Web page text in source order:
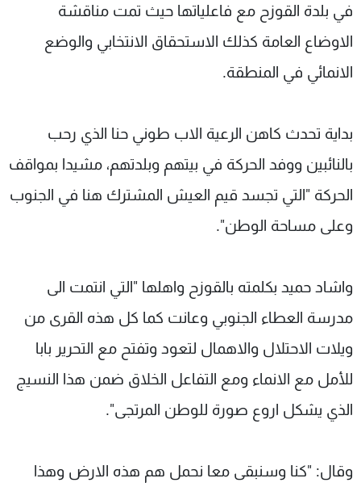
في بلدة القوزح مع فاعلياتها حيث تمت مناقشة
الاوضاع العامة كذلك الاستحقاق الانتخابي والوضع
الانمائي في المنطقة.
بداية تحدث كاهن الرعية الاب طوني حنا الذي رحب
بالنائبين ووفد الحركة في بيتهم وبلدتهم، مشيدا بمواقف
الحركة "التي تجسد قيم العيش المشترك هنا في الجنوب
وعلى مساحة الوطن".
واشاد حميد بكلمته بالقوزح واهلها "التي انتمت الى
مدرسة العطاء الجنوبي وعانت كما كل هذه القرى من
ويلات الاحتلال والاهمال لتعود وتفتح مع التحرير بابا
للأمل مع الانماء ومع التفاعل الخلاق ضمن هذا النسيج
الذي يشكل اروع صورة للوطن المرتجى".
وقال: "كنا وسنبقى معا نحمل هم هذه الارض وهذا
عن MTV
الإنـتـاج
لاعلاناتكم
وظائف
تواصل معنا
شروط الإسـتخدام